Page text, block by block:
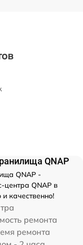
QNAP
QNAP -
центра QNAP в
качественно!
ремонта
ремонта